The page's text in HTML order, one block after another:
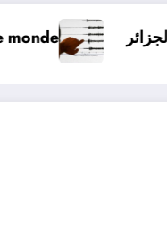
de terre dans le